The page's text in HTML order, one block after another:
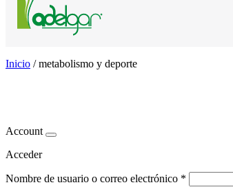
Inicio /metabolismo y deporte
Account
Acceder
Nombre de usuario o correo electrónico *